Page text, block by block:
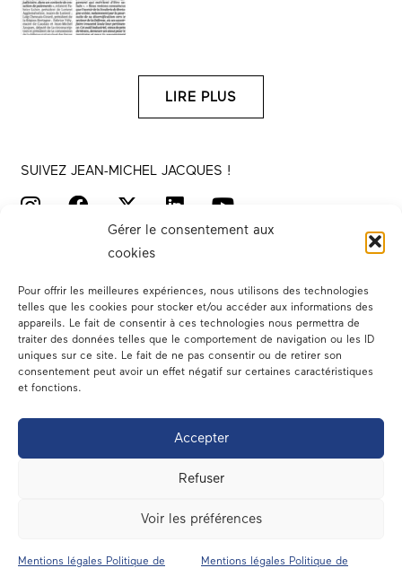
Gérer le consentement aux
cookies
Pour offrir les meilleures expériences, nous utilisons des technologies
telles que les cookies pour stocker et/ou accéder aux informations des
appareils. Le fait de consentir à ces technologies nous permettra de
traiter des données telles que le comportement de navigation ou les ID
uniques sur ce site. Le fait de ne pas consentir ou de retirer son
consentement peut avoir un effet négatif sur certaines caractéristiques
et fonctions.
Accepter
Refuser
Voir les préférences
Mentions légales Politique de Mentions légales Politique de
LIRE PLUS
SUIVEZ JEAN-MICHEL JACQUES !
Votre député
Dans les médias
En circonscription
A l’assemblée
Contact